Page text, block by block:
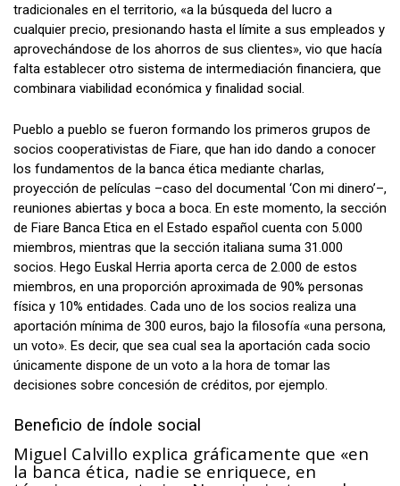
tradicionales en el territorio, «a la búsqueda del lucro a
cualquier precio, presionando hasta el límite a sus empleados y
aprovechándose de los ahorros de sus clientes», vio que hacía
falta establecer otro sistema de intermediación financiera, que
combinara viabilidad económica y finalidad social.
Pueblo a pueblo se fueron formando los primeros grupos de
socios cooperativistas de Fiare, que han ido dando a conocer
los fundamentos de la banca ética mediante charlas,
proyección de películas –caso del documental ‘Con mi dinero’–,
reuniones abiertas y boca a boca. En este momento, la sección
de Fiare Banca Etica en el Estado español cuenta con 5.000
miembros, mientras que la sección italiana suma 31.000
socios. Hego Euskal Herria aporta cerca de 2.000 de estos
miembros, en una proporción aproximada de 90% personas
física y 10% entidades. Cada uno de los socios realiza una
aportación mínima de 300 euros, bajo la filosofía «una persona,
un voto». Es decir, que sea cual sea la aportación cada socio
únicamente dispone de un voto a la hora de tomar las
decisiones sobre concesión de créditos, por ejemplo.
Beneficio de índole social
Miguel Calvillo explica gráficamente que «en
la banca ética, nadie se enriquece, en